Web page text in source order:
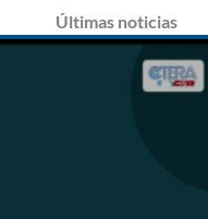
Últimas noticias